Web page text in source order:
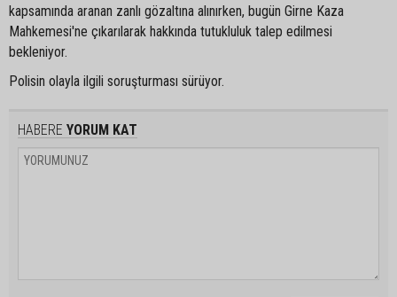
kapsamında aranan zanlı gözaltına alınırken, bugün Girne Kaza
Mahkemesi'ne çıkarılarak hakkında tutukluluk talep edilmesi
bekleniyor.
Polisin olayla ilgili soruşturması sürüyor.
HABERE YORUM KAT